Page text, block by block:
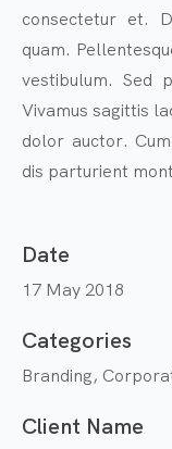
consectetur et.
quam.
vestibulum. Sed
Vivamus sagittis
dolor auctor.
dis parturient
Date
17 May 2018
Categories
Branding,
Client Name